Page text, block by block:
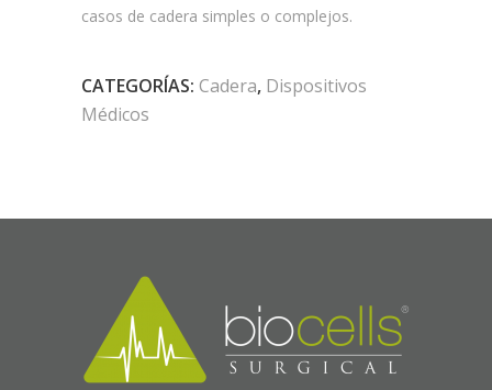
casos de cadera simples o complejos.
CATEGORÍAS: Cadera, Dispositivos
Médicos